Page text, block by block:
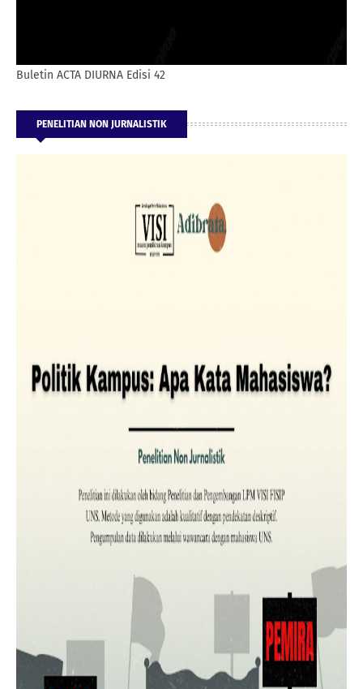
Buletin ACTA DIURNA Edisi 42
PENELITIAN NON JURNALISTIK